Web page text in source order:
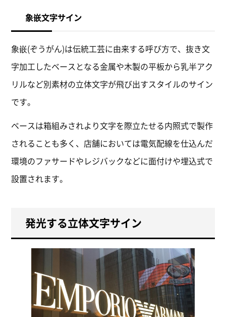
象嵌文字サイン
象嵌(ぞうがん)は伝統工芸に由来する呼び方で、抜き文
字加工したベースとなる金属や木製の平板から乳半アク
リルなど別素材の立体文字が飛び出すスタイルのサイン
です。
ベースは箱組みされより文字を際立たせる内照式で製作
されることも多く、店舗においては電気配線を仕込んだ
環境のファサードやレジバックなどに面付けや埋込式で
設置されます。
発光する立体文字サイン